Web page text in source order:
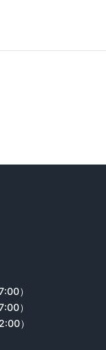
）
）
）